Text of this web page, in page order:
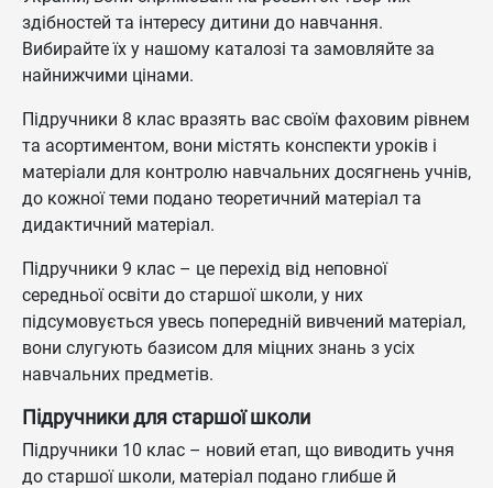
здібностей та інтересу дитини до навчання.
Вибирайте їх у нашому каталозі та замовляйте за
найнижчими цінами.
Підручники 8 клас вразять вас своїм фаховим рівнем
та асортиментом, вони містять конспекти уроків і
матеріали для контролю навчальних досягнень учнів,
до кожної теми подано теоретичний матеріал та
дидактичний матеріал.
Підручники 9 клас – це перехід від неповної
середньої освіти до старшої школи, у них
підсумовується увесь попередній вивчений матеріал,
вони слугують базисом для міцних знань з усіх
навчальних предметів.
Підручники для старшої школи
Підручники 10 клас – новий етап, що виводить учня
до старшої школи, матеріал подано глибше й